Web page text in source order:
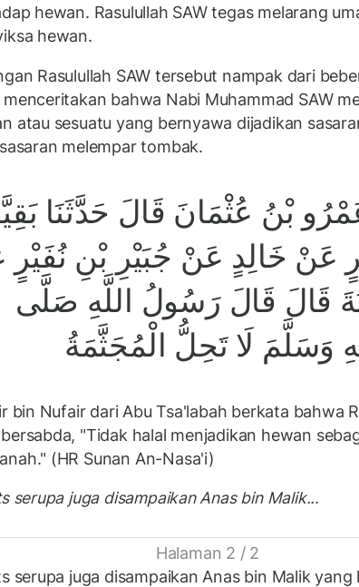
hewan. Rasulullah SAW tegas melarang
hewan.
Rasulullah SAW tersebut nampak dari
bahwa Nabi Muhammad SAW
atau sesuatu yang bernyawa dijadikan
melempar tombak.
عَمْرُو بْنُ عُثْمَانَ قَالَ حَدَّثَنَا
عَنْ خَالِدٍ عَنْ جُبَيْرِ بْنِ
قَالَ قَالَ رَسُولُ اللَّهِ صَلَّى
وَسَلَّمَ لَا تَحِلُّ الْمُجَثَّمَةُ
bin Nufair dari Abu Tsa'labah berkata bahwa
bersabda, "Tidak halal menjadikan hewan
(HR Sunan An-Nasa'i)
serupa juga disampaikan Anas bin Malik...
Halaman 2 / 2
serupa juga disampaikan Anas bin Malik yang